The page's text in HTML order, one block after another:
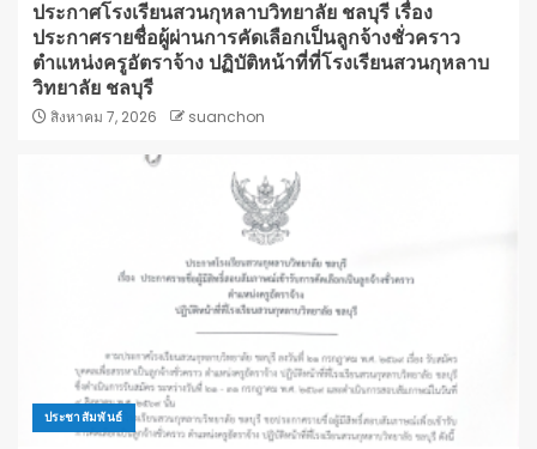
ประกาศโรงเรียนสวนกุหลาบวิทยาลัย ชลบุรี เรื่อง
ประกาศรายชื่อผู้ผ่านการคัดเลือกเป็นลูกจ้างชั่วคราว
ตำแหน่งครูอัตราจ้าง ปฏิบัติหน้าที่ที่โรงเรียนสวนกุหลาบ
วิทยาลัย ชลบุรี
สิงหาคม 7, 2026 suanchon
ประชาสัมพันธ์